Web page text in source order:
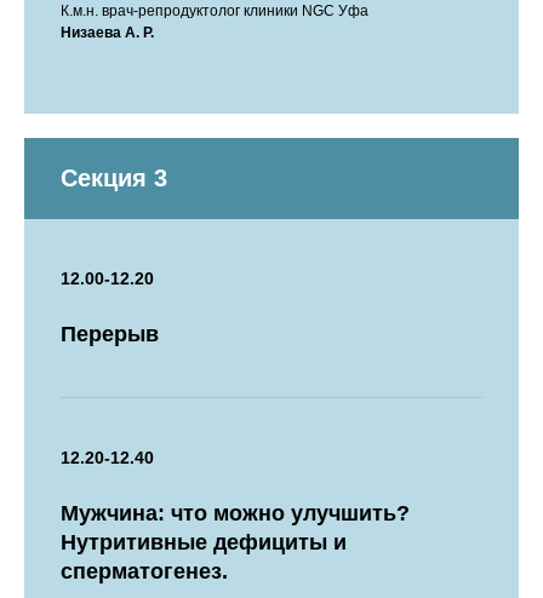
К.м.н. врач-репродуктолог клиники NGC Уфа
Низаева А. Р.
Секция 3
12.00-12.20
Перерыв
12.20-12.40
Мужчина: что можно улучшить?
Нутритивные дефициты и
сперматогенез.